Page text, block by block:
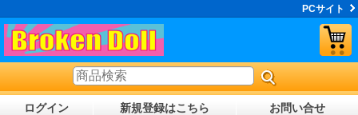
PCサイト
ログイン 新規登録はこちら お問い合せ